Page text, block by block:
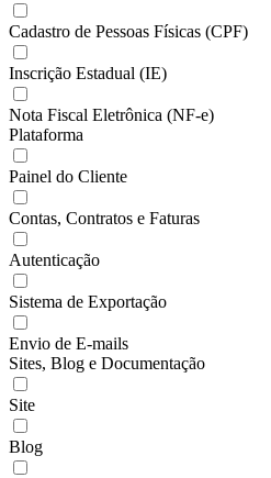
Cadastro de Pessoas Físicas (CPF)
Inscrição Estadual (IE)
Nota Fiscal Eletrônica (NF-e)
Plataforma
Painel do Cliente
Contas, Contratos e Faturas
Autenticação
Sistema de Exportação
Envio de E-mails
Sites, Blog e Documentação
Site
Blog